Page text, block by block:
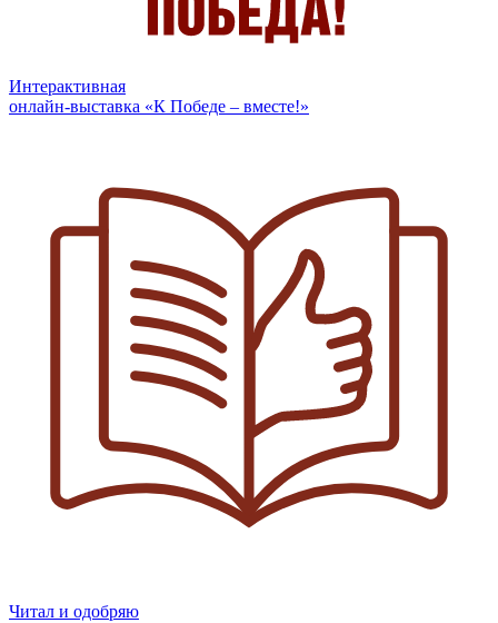
Интерактивная
онлайн-выставка «К Победе – вместе!»
Читал и одобряю